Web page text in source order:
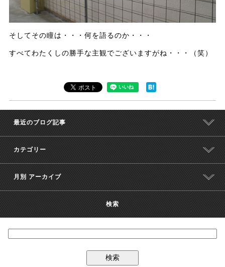
そしてその瞳は・・・何を語るのか・・・
すべてわたくしの勝手な主観でございますがね・・・（笑）
最近のブログ記事
カテゴリー
月別 アーカイブ
検索